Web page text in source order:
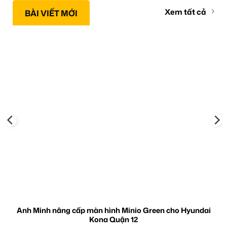
BÀI VIẾT MỚI Xem tất cả
Anh Minh nâng cấp màn hình Minio Green cho Hyundai
Kona Quận 12